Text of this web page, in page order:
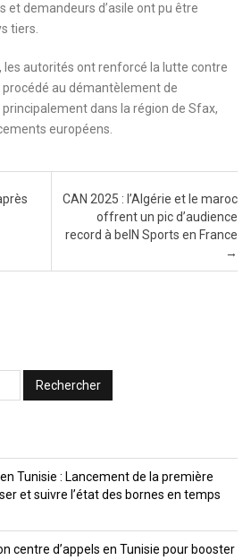
et demandeurs d’asile ont pu être
tiers.
les autorités ont renforcé la lutte contre
au démantèlement de
dans la région de Sfax,
européens.
CAN 2025 : l’Algérie et le maroc
offrent un pic d’audience
record à beIN Sports en France
→
Tunisie : Lancement de la première
et suivre l’état des bornes en temps
centre d’appels en Tunisie pour booster